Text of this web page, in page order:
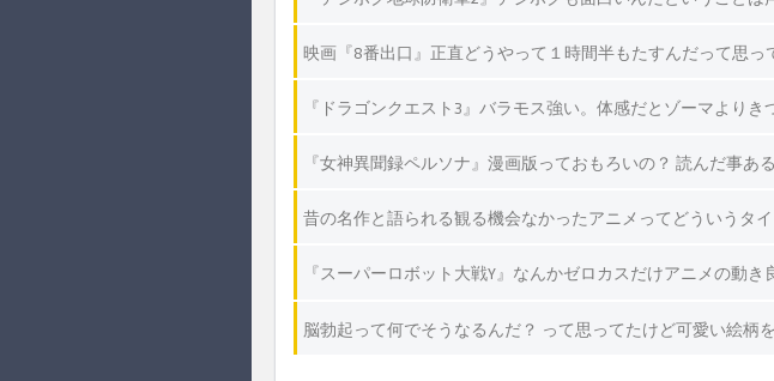
映画『8番出口』正直どうやって１時間半もたすんだって思っ
『ドラゴンクエスト3』バラモス強い。体感だとゾーマよりき
『女神異聞録ペルソナ』漫画版っておもろいの？ 読んだ事あ
昔の名作と語られる観る機会なかったアニメってどういうタ
『スーパーロボット大戦Y』なんかゼロカスだけアニメの動き
脳勃起って何でそうなるんだ？ って思ってたけど可愛い絵柄